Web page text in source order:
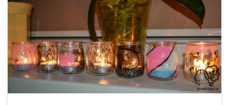
oddających to, co zafundował nam listopad. By
nie zwariować w domu, uznaliśmy, że to po prostu
szklana pogoda i zabraliśmy się za…
warsztatowanie 😉 Pierwszy poniedziałek
miesiąca to czas, w którym prezentuję w jaki
sposób […]